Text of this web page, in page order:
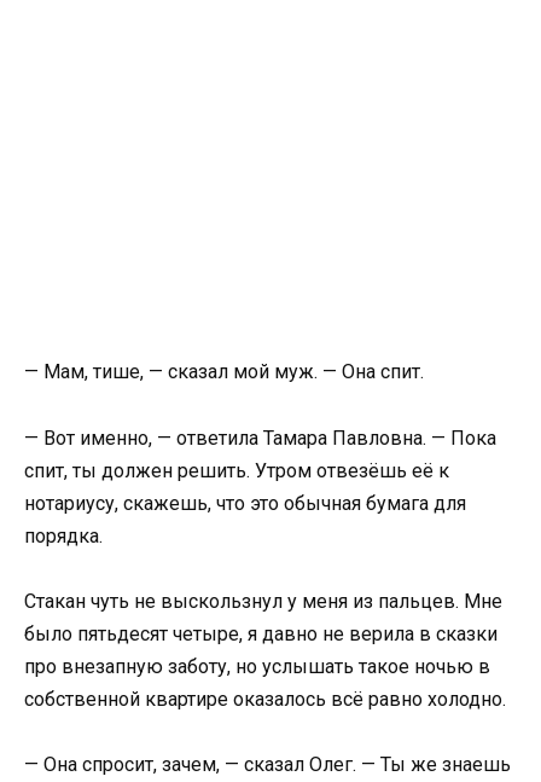
— Мам, тише, — сказал мой муж. — Она спит.
— Вот именно, — ответила Тамара Павловна. — Пока
спит, ты должен решить. Утром отвезёшь её к
нотариусу, скажешь, что это обычная бумага для
порядка.
Стакан чуть не выскользнул у меня из пальцев. Мне
было пятьдесят четыре, я давно не верила в сказки
про внезапную заботу, но услышать такое ночью в
собственной квартире оказалось всё равно холодно.
— Она спросит, зачем, — сказал Олег. — Ты же знаешь